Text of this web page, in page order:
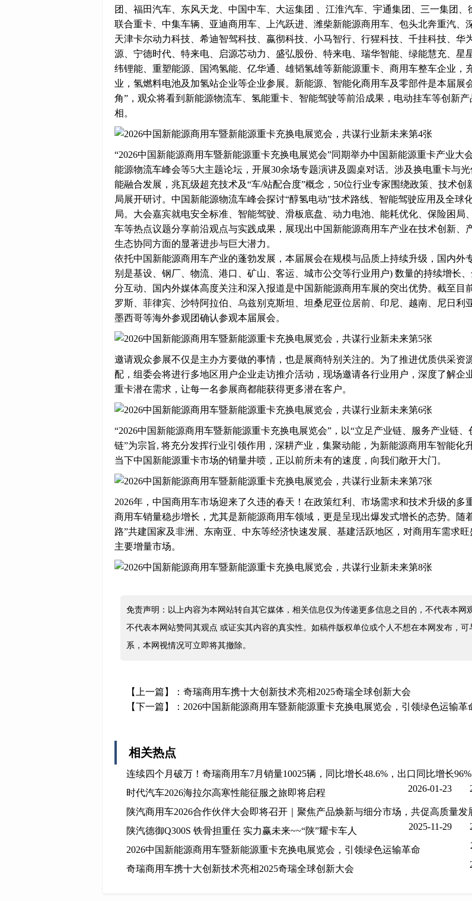
团、福田汽车、东风天龙、中国中车、大运集团 、江淮汽车、宇通集团、三一集团、
联合重卡、中集车辆、亚迪商用车、‌上汽跃进、潍柴新能源商用车、包头北奔重汽、
天津卡尔动力科技、希迪智驾科技、嬴彻科技、小马智行、行猩科技、千挂科技、华
源、宁德时代、特来电、启源芯动力、盛弘股份、特来电、瑞华智能、绿能慧充、星
纬锂能、‌重塑能源、国鸿氢能、亿华通、雄韬氢雄等新能源重卡、商用车整车企业，
业，氢燃料电池及加氢站企业等企业参展。新能源、智能化商用车及零部件是本届展
角”，观众将看到新能源物流车、氢能重卡、智能驾驶等前沿成果，电动挂车等创新
相。
“2026中国新能源商用车暨新能源重卡充换电展览会”同期举办中国新能源重卡产业大
能源物流车峰会等5大主题论坛，开展30余场专题演讲及圆桌对话。涉及换电重卡与
能融合发展，兆瓦级超充技术及“车/站配合度”概念，50位行业专家围绕政策、技术创
局展开研讨。中国新能源物流车峰会探讨“醇氢电动”技术路线、智能驾驶应用及全球
局。大会嘉宾就电安全标准、智能驾驶、滑板底盘、动力电池、能耗优化、保险困局
车等热点议题分享前沿观点与实践成果，展现出中国新能源商用车产业在技术创新、
生态协同方面的显著进步与巨大潜力。
依托中国新能源商用车产业的蓬勃发展，本届展会在规模与品质上持续升级，国内外
别是基设、钢厂、物流、港口、矿山、客运、城市公交等行业用户) 数量的持续增长
分互动、国内外媒体高度关注和深入报道是中国新能源商用车展的突出优势。截至目
罗斯、菲律宾、沙特阿拉伯、乌兹别克斯坦、坦桑尼亚位居前、印尼、越南、尼日利
墨西哥等海外参观团确认参观本届展会。
邀请观众参展不仅是主办方要做的事情，也是展商特别关注的。为了推进优质供采资
配，组委会将进行多地区用户企业走访推介活动，现场邀请各行业用户，深度了解企
重卡潜在需求，让每一名参展商都能获得更多潜在客户。
“2026中国新能源商用车暨新能源重卡充换电展览会”，以“立足产业链、服务产业链、
链”为宗旨, 将充分发挥行业引领作用，深耕产业，集聚动能，为新能源商用车智能化
当下中国新能源重卡市场的销量井喷，正以前所未有的速度，向我们敞开大门。
2026年，中国商用车市场迎来了久违的春天！在政策红利、市场需求和技术升级的多
商用车销量稳步增长，尤其是新能源商用车领域，更是呈现出爆发式增长的态势。随
路”共建国家及非洲、东南亚、中东等经济快速发展、基建活跃地区，对商用车需求旺
主要增量市场。
免责声明：以上内容为本网站转自其它媒体，相关信息仅为传递更多信息之目的，不代表本网
不代表本网站赞同其观点 或证实其内容的真实性。如稿件版权单位或个人不想在本网发布，可
系，本网视情况可立即将其撤除。
【上一篇】： 奇瑞商用车携十大创新技术亮相2025奇瑞全球创新大会
【下一篇】： 2026中国新能源商用车暨新能源重卡充换电展览会，引领绿色运输革
相关热点
连续四个月破万！奇瑞商用车7月销量10025辆，同比增长48.6%，出口同比增长96%
时代汽车2026海拉尔高寒性能征服之旅即将启程 2026-01-23
陕汽商用车2026合作伙伴大会即将召开｜聚焦产品焕新与细分市场，共促高质量发
陕汽德御Q300S 铁骨担重任 实力赢未来~~“陕”耀卡车人 2025-11-29
2026中国新能源商用车暨新能源重卡充换电展览会，引领绿色运输革命
奇瑞商用车携十大创新技术亮相2025奇瑞全球创新大会